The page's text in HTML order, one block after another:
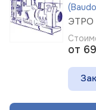
ЭТРО
от